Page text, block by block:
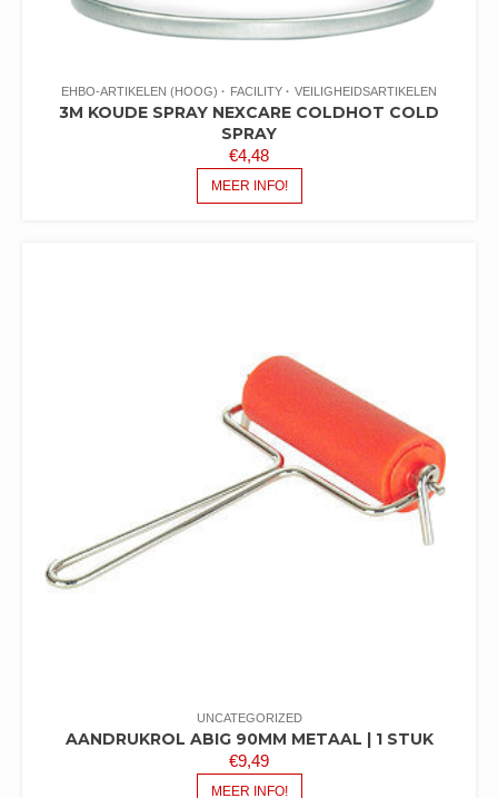
EHBO-ARTIKELEN (HOOG) FACILITY VEILIGHEIDSARTIKELEN
3M KOUDE SPRAY NEXCARE COLDHOT COLD
SPRAY
€4,48
MEER INFO!
UNCATEGORIZED
AANDRUKROL ABIG 90MM METAAL | 1 STUK
€9,49
MEER INFO!